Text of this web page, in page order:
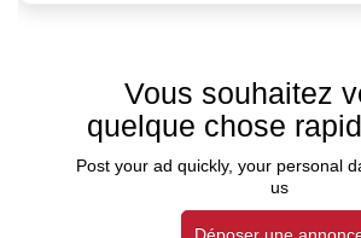
Vous souhaitez
quelque chose
Post your ad quickly, your personal
us